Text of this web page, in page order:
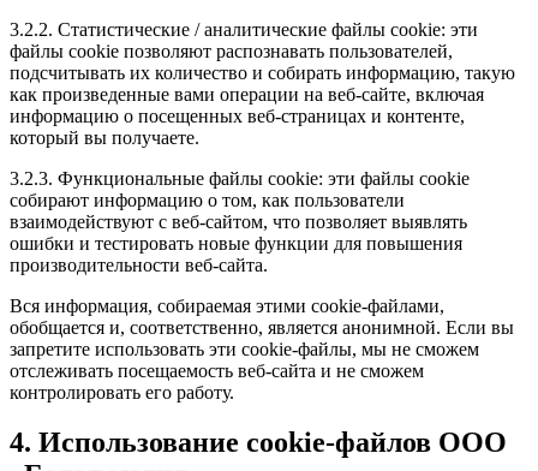
3.2.2. Статистические / аналитические файлы cookie: эти
файлы cookie позволяют распознавать пользователей,
подсчитывать их количество и собирать информацию, такую
как произведенные вами операции на веб-сайте, включая
информацию о посещенных веб-страницах и контенте,
который вы получаете.
3.2.3. Функциональные файлы cookie: эти файлы cookie
собирают информацию о том, как пользователи
взаимодействуют с веб-сайтом, что позволяет выявлять
ошибки и тестировать новые функции для повышения
производительности веб-сайта.
Вся информация, собираемая этими cookie-файлами,
обобщается и, соответственно, является анонимной. Если вы
запретите использовать эти cookie-файлы, мы не сможем
отслеживать посещаемость веб-сайта и не сможем
контролировать его работу.
4. Использование cookie-файлов ООО